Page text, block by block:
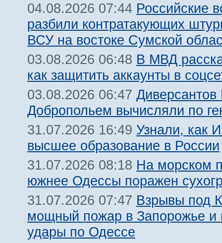
04.08.2026 07:44 Российские
разбили контратакующих
ВСУ на востоке Сумской
03.08.2026 06:48 В МВД
как защитить аккаунты в
03.08.2026 06:47
Добропольем вычисляли по
31.07.2026 16:49 Узнали, как
высшее образование в России
31.07.2026 08:18 На морском
южнее Одессы поражен
31.07.2026 07:47 Взрывы под
мощный пожар в Запорожье и
удары по Одессе